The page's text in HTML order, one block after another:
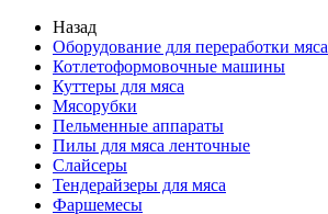
Назад
Оборудование для переработки мяса
Котлетоформовочные машины
Куттеры для мяса
Мясорубки
Пельменные аппараты
Пилы для мяса ленточные
Слайсеры
Тендерайзеры для мяса
Фаршемесы